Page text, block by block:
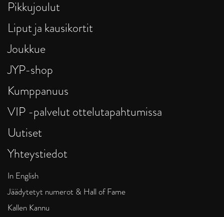
Pikkujoulut
Liput ja kausikortit
Joukkue
JYP-shop
Kumppanuus
VIP -palvelut ottelutapahtumissa
Uutiset
Yhteystiedot
In English
Jäädytetyt numerot & Hall of Fame
Kallen Kannu